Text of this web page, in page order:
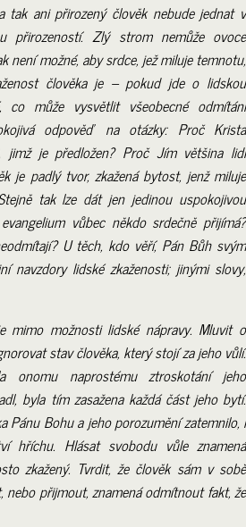
tak ani přirozený člověk nebude jednat v
přirozeností. Zlý strom nemůže ovoce
není možné, aby srdce, jež miluje temnotu,
člověka je – pokud jde o lidskou
může vysvětlit všeobecné odmítání
odpověď na otázky: Proč Krista
jimž je předložen? Proč Jím většina lidí
je padlý tvor, zkažená bytost, jenž miluje
tak lze dát jen jedinou uspokojivou
vůbec někdo srdečně přijímá?
U těch, kdo věří, Pán Bůh svým
navzdory lidské zkaženosti; jinými slovy,
mimo možnosti lidské nápravy. Mluvit o
stav člověka, který stojí za jeho vůlí.
onomu naprostému ztroskotání jeho
byla tím zasažena každá část jeho bytí.
Pánu Bohu a jeho porozumění zatemnilo, i
hříchu. Hlásat svobodu vůle znamená
zkažený. Tvrdit, že člověk sám v sobě
přijmout, znamená odmítnout fakt, že